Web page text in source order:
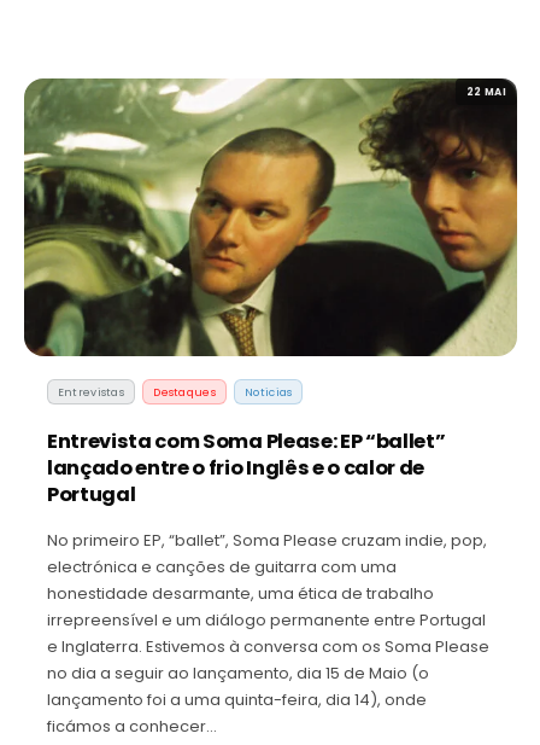
22 MAI
Entrevistas Destaques Noticias
Entrevista com Soma Please: EP “ballet”
lançado entre o frio Inglês e o calor de
Portugal
No primeiro EP, “ballet”, Soma Please cruzam indie, pop,
electrónica e canções de guitarra com uma
honestidade desarmante, uma ética de trabalho
irrepreensível e um diálogo permanente entre Portugal
e Inglaterra. Estivemos à conversa com os Soma Please
no dia a seguir ao lançamento, dia 15 de Maio (o
lançamento foi a uma quinta-feira, dia 14), onde
ficámos a conhecer…